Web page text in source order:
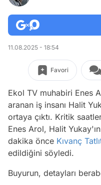
11.08.2025 - 18:54
Favori
Ekol TV muhabiri Enes
aranan iş insanı Halit
ortaya çıktı. Kritik
Enes Arol, Halit Yukay'ın
dakika önce Kıvanç
edildiğini söyledi.
Buyurun, detayları